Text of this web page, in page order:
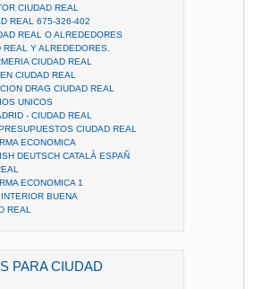
CIUDAD REAL
REAL 675-326-402
REAL O ALREDEDORES
Y ALREDEDORES.
CIUDAD REAL
CIUDAD REAL
DRAG CIUDAD REAL
UNICOS
- CIUDAD REAL
CIUDAD REAL
ECONOMICA
DEUTSCH CATALÀ ESPAÑ
ECONOMICA 1
BUENA
REAL
PARA CIUDAD